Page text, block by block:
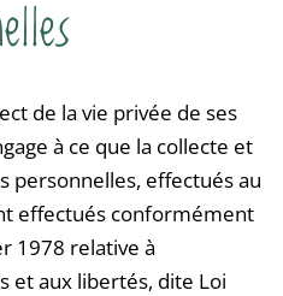
de la vie privée de ses
à ce que la collecte et
personnelles, effectués au
effectués conformément
1978 relative à
et aux libertés, dite Loi